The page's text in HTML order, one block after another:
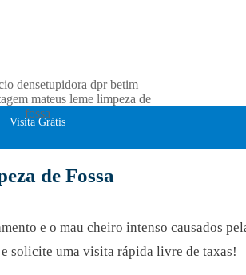
Visita Grátis
de Fossa
e o mau cheiro intenso causados
solicite uma visita rápida livre de taxas!